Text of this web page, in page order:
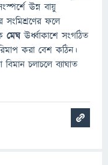
ঊন্ন বায়ু
সংমিশ্রণের ফলে
মেঘঊর্ধ্বাকাশে সংগঠিত
করা বেশ কঠিন।
চলাচলে ব্যাঘাত